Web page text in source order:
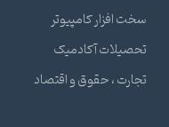
سخت افزار کامپیوتر
تحصیلات آکادمیک
تجارت ، حقوق و اقتصاد